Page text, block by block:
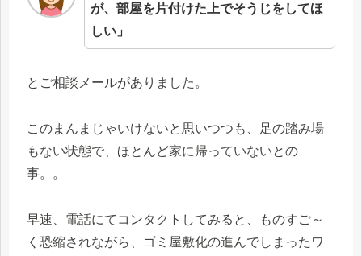
が、部屋を片付けた上でそうじをしてほ
しい」
とご相談メールがありました。
このまんまじゃいけないと思いつつも、足の踏み場
もない状態で、ほとんど家に帰っていないとの
事。。
早速、電話にてコンタクトしてみると、ものすご～
く恐縮されながら、ゴミ屋敷化の進んでしまったワ